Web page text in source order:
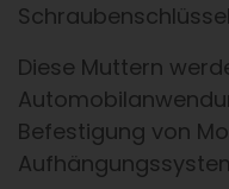
Diese Muttern
Befestigung von